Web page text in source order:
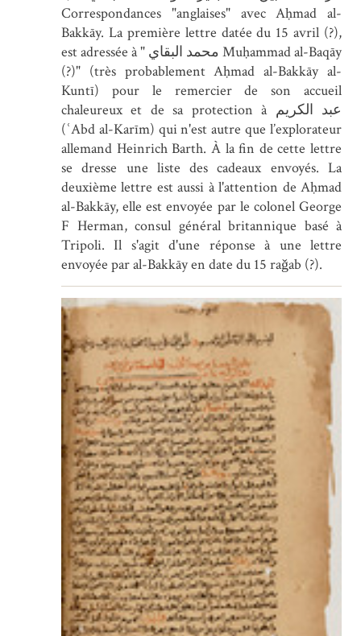
Correspondances "anglaises" avec Aḥmad al-
Bakkāy. La première lettre datée du 15 avril (?),
est adressée à " محمد البقاي Muḥammad al-Baqāy
(?)" (très probablement Aḥmad al-Bakkāy al-
Kuntī) pour le remercier de son accueil
chaleureux et de sa protection à عبد الكريم
(ʿAbd al-Karīm) qui n'est autre que l’explorateur
allemand Heinrich Barth. À la fin de cette lettre
se dresse une liste des cadeaux envoyés. La
deuxième lettre est aussi à l'attention de Aḥmad
al-Bakkāy, elle est envoyée par le colonel George
F Herman, consul général britannique basé à
Tripoli. Il s'agit d'une réponse à une lettre
envoyée par al-Bakkāy en date du 15 raǧab (?).